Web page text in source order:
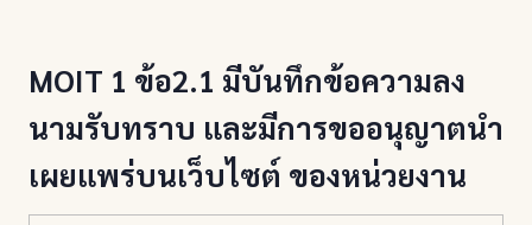
MOIT 1 ข้อ2.1 มีบันทึกข้อความลง
นามรับทราบ และมีการขออนุญาตนำ
เผยแพร่บนเว็บไซต์ ของหน่วยงาน